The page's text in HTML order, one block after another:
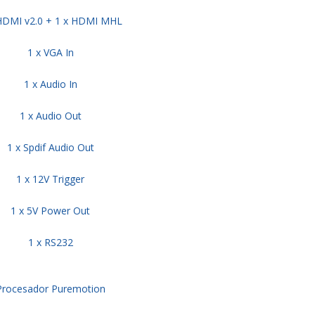
v2.0 + 1 x HDMI MHL
1 x VGA In
1 x Audio In
1 x Audio Out
1 x Spdif Audio Out
1 x 12V Trigger
1 x 5V Power Out
1 x RS232
Puremotion